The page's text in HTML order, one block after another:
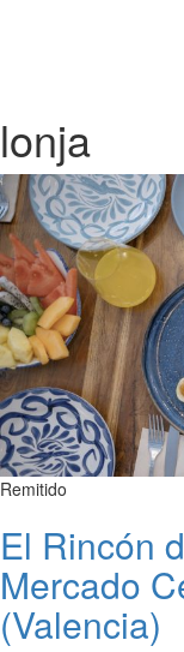
lonja
Remitido
El Rincón
Mercado
(Valencia)